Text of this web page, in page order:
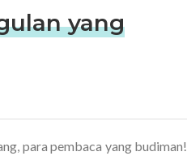
yang
para pembaca yang budiman!